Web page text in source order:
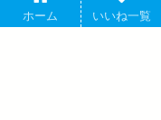
ホーム いいね一覧